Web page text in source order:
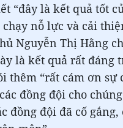
“đây là kết quả tốt
nỗ lực và cải
Nguyễn Thị Hằng
là kết quả rất đáng
thêm “rất cám ơn sự
đồng đội cho
đồng đội đã cố